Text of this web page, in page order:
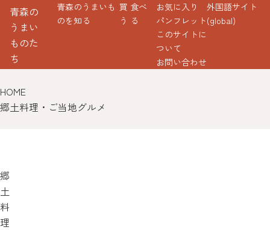
青森の
うまい
ものた
ち
青森のうまいも
のを知る
買
う
食べ
る
お気に入り
パンフレット
このサイトに
ついて
お問い合わせ
外国語サイト
(global)
HOME
郷土料理・ご当地グルメ
郷
土
料
理